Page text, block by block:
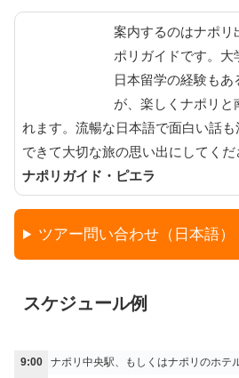
案内するのはナポリ
ポリガイドです。大
日本留学の経験もあ
が、楽しくナポリと
れます。流暢な日本語で面白い話
できて大切な旅の思い出にしてくだ
ナポリガイド・ピエラ
ツアー問い合わせ（日本語）
スケジュール例
9:00
ナポリ中央駅、もしくはナポリのホテ